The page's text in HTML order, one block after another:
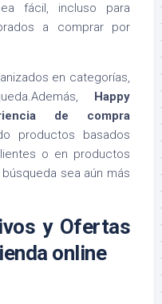
fácil, incluso para
a comprar por
en categorías,
Happy
de compra
productos basados
o en productos
sea aún más
y Ofertas
online